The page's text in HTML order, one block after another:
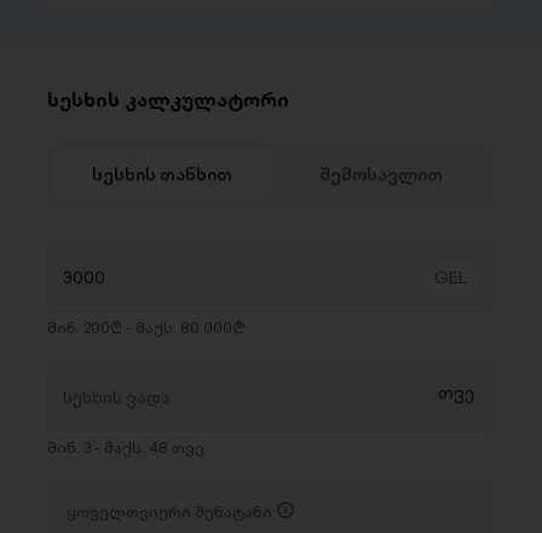
სესხის კალკულატორი
სესხის თანხით შემოსავლით
მინ. 200₾ - მაქს. 80 000₾
მინ. 3 - მაქს. 48 თვე
ყოველთვიური შენატანი